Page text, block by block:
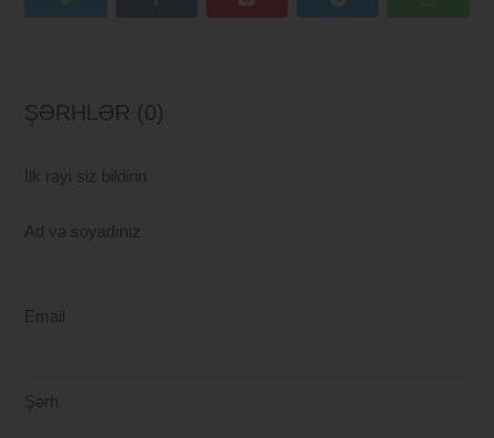
ŞƏRHLƏR (0)
İlk rəyi siz bildirin
Ad və soyadınız
Email
Şərh